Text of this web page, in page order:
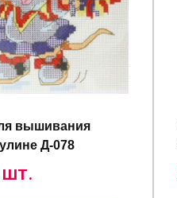
вышивания
Д-078